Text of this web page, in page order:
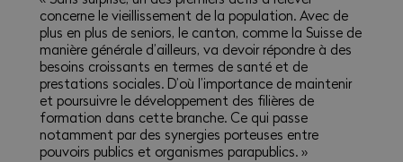
concerne le vieillissement de la population. Avec de
plus en plus de seniors, le canton, comme la Suisse de
manière générale d’ailleurs, va devoir répondre à des
besoins croissants en termes de santé et de
prestations sociales. D’où l’importance de maintenir
et poursuivre le développement des filières de
formation dans cette branche. Ce qui passe
notamment par des synergies porteuses entre
pouvoirs publics et organismes parapublics. »